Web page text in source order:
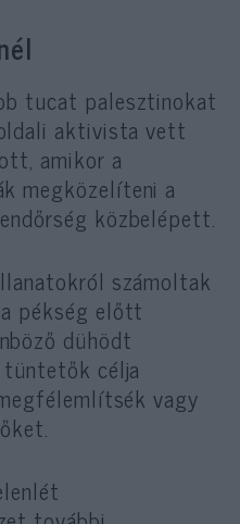
tucat palesztinokat
aktivista vett
amikor a
megközelíteni a
közbelépett.
számoltak
pékség előtt
dühödt
célja
vagy